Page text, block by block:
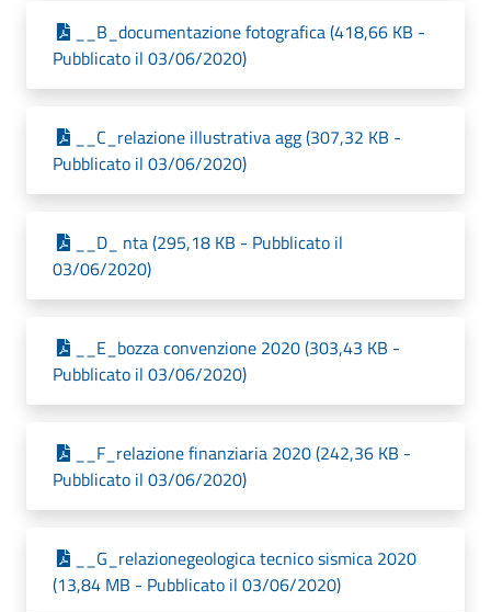
__B_documentazione fotografica (418,66 KB -
Pubblicato il 03/06/2020)
__C_relazione illustrativa agg (307,32 KB -
Pubblicato il 03/06/2020)
__D_ nta (295,18 KB - Pubblicato il
03/06/2020)
__E_bozza convenzione 2020 (303,43 KB -
Pubblicato il 03/06/2020)
__F_relazione finanziaria 2020 (242,36 KB -
Pubblicato il 03/06/2020)
__G_relazionegeologica tecnico sismica 2020
(13,84 MB - Pubblicato il 03/06/2020)